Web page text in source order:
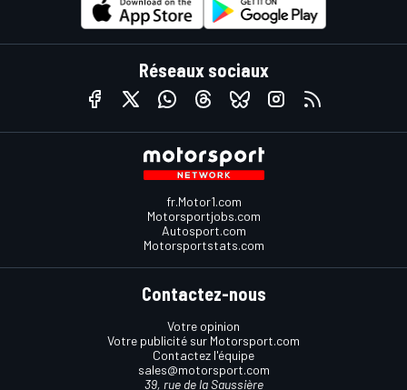
Réseaux sociaux
fr.Motor1.com
Motorsportjobs.com
Autosport.com
Motorsportstats.com
Contactez-nous
Votre opinion
Votre publicité sur Motorsport.com
Contactez l'équipe
sales@motorsport.com
39, rue de la Saussière